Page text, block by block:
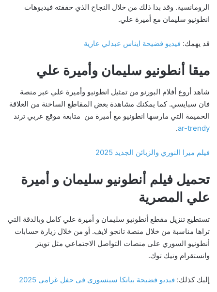
الرومانسية. وقد بدا ذلك من خلال النجاح الذي حققته فيديوهات
انطونيو سليمان مع أميرة علي.
قد يهمك: فيديو فضيحة ايناس عبدلي عارية
ميقا أنطونيو سليمان وأميرة علي
شاهد أروع أفلام البورنو من تمثيل انطونيو وأميرة علي عبر منصة
فان سبايسي. كما يمكنك مشاهدة بعض المقاطع الساخنة من العلاقة
الحميمة التي مارسها انطونيو مع أميرة من متابعة موقع عربي ترند
ar-trendy
.
فيلم ميرا النوري والزبائن الجديد 2025
تحميل فيلم أنطونيو سليمان و أميرة
علي المصرية
تستطيع تنزيل مقطع أنطونيو سليمان و أميرة علي كامل وبالدقة التي
تراها مناسبة من خلال منصة تانجو لايف. أو من خلال زيارة حسابات
أنطونيو السوري على منصات التواصل الاجتماعي مثل تويتر
وانستقرام وتيك توك.
إليك كذلك: فيديو فضيحة بيانكا سينسوري في حفل غرامي 2025